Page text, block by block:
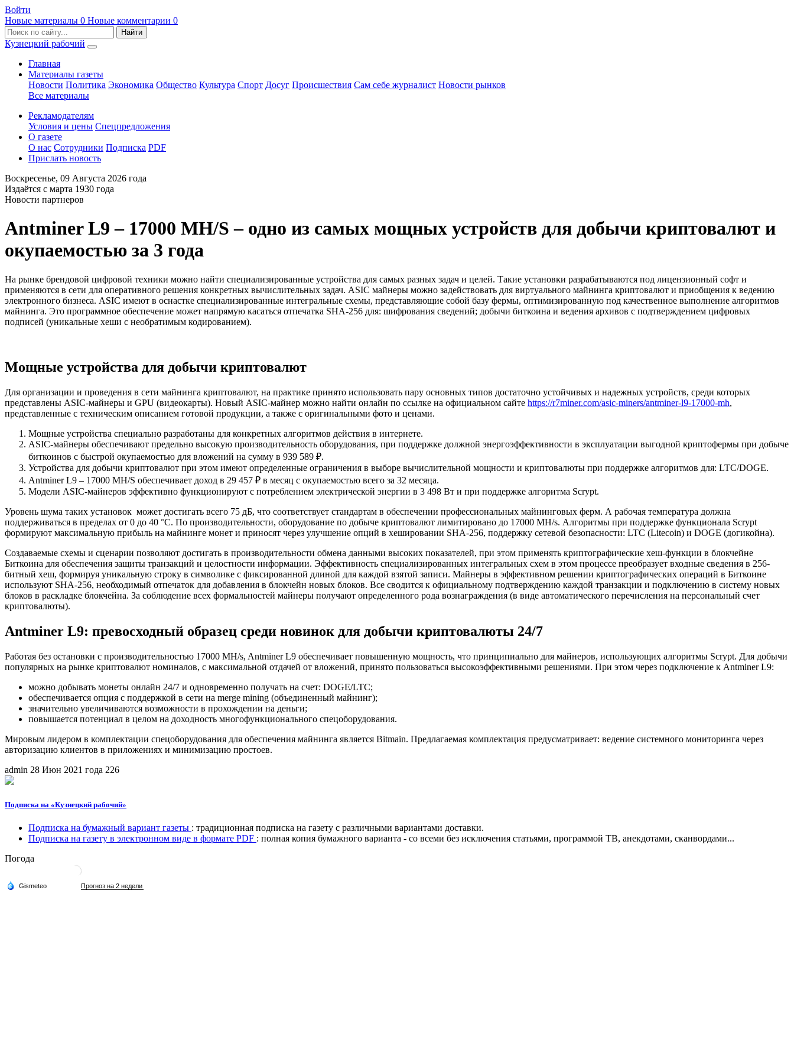
Войти
Новые материалы 0 Новые комментарии 0
Кузнецкий рабочий
Главная
Материалы газеты
Новости Политика Экономика Общество Культура Спорт Досуг Происшествия Сам себе журналист Новости рынков
Все материалы
Рекламодателям
Условия и цены Спецпредложения
О газете
О нас Сотрудники Подписка PDF
Прислать новость
Воскресенье, 09 Августа 2026 года
Издаётся с марта 1930 года
Новости партнеров
Antminer L9 – 17000 MH/S – одно из самых мощных устройств для добычи криптовалют и
окупаемостью за 3 года
На рынке брендовой цифровой техники можно найти специализированные устройства для самых разных задач и целей. Такие установки разрабатываются под лицензионный софт и
применяются в сети для оперативного решения конкретных вычислительных задач. ASIC майнеры можно задействовать для виртуального майнинга криптовалют и приобщения к ведению
электронного бизнеса. ASIC имеют в оснастке специализированные интегральные схемы, представляющие собой базу фермы, оптимизированную под качественное выполнение алгоритмов
майнинга. Это программное обеспечение может напрямую касаться отпечатка SHA-256 для: шифрования сведений; добычи биткоина и ведения архивов с подтверждением цифровых
подписей (уникальные хеши с необратимым кодированием).
Мощные устройства для добычи криптовалют
Для организации и проведения в сети майнинга криптовалют, на практике принято использовать пару основных типов достаточно устойчивых и надежных устройств, среди которых
представлены ASIC-майнеры и GPU (видеокарты). Новый ASIC-майнер можно найти онлайн по ссылке на официальном сайте https://r7miner.com/asic-miners/antminer-l9-17000-mh,
представленные с техническим описанием готовой продукции, а также с оригинальными фото и ценами.
Мощные устройства специально разработаны для конкретных алгоритмов действия в интернете.
ASIC-майнеры обеспечивают предельно высокую производительность оборудования, при поддержке должной энергоэффективности в эксплуатации выгодной криптофермы при добыче
биткоинов с быстрой окупаемостью для вложений на сумму в 939 589 ₽.
Устройства для добычи криптовалют при этом имеют определенные ограничения в выборе вычислительной мощности и криптовалюты при поддержке алгоритмов для: LTC/DOGE.
Antminer L9 – 17000 MH/S обеспечивает доход в 29 457 ₽ в месяц с окупаемостью всего за 32 месяца.
Модели ASIC-майнеров эффективно функционируют с потреблением электрической энергии в 3 498 Вт и при поддержке алгоритма Scrypt.
Уровень шума таких установок может достигать всего 75 дБ, что соответствует стандартам в обеспечении профессиональных майнинговых ферм. А рабочая температура должна
поддерживаться в пределах от 0 до 40 °С. По производительности, оборудование по добыче криптовалют лимитировано до 17000 MH/s. Алгоритмы при поддержке функционала Scrypt
формируют максимальную прибыль на майнинге монет и приносят через улучшение опций в хешировании SHA-256, поддержку сетевой безопасности: LTC (Litecoin) и DOGE (догикойна).
Создаваемые схемы и сценарии позволяют достигать в производительности обмена данными высоких показателей, при этом применять криптографические хеш-функции в блокчейне
Биткоина для обеспечения защиты транзакций и целостности информации. Эффективность специализированных интегральных схем в этом процессе преобразует входные сведения в 256-
битный хеш, формируя уникальную строку в символике с фиксированной длиной для каждой взятой записи. Майнеры в эффективном решении криптографических операций в Биткоине
используют SHA-256, необходимый отпечаток для добавления в блокчейн новых блоков. Все сводится к официальному подтверждению каждой транзакции и подключению в систему новых
блоков в раскладке блокчейна. За соблюдение всех формальностей майнеры получают определенного рода вознаграждения (в виде автоматического перечисления на персональный счет
криптовалюты).
Antminer L9: превосходный образец среди новинок для добычи криптовалюты 24/7
Работая без остановки с производительностью 17000 MH/s, Antminer L9 обеспечивает повышенную мощность, что принципиально для майнеров, использующих алгоритмы Scrypt. Для добычи
популярных на рынке криптовалют номиналов, с максимальной отдачей от вложений, принято пользоваться высокоэффективными решениями. При этом через подключение к Antminer L9:
можно добывать монеты онлайн 24/7 и одновременно получать на счет: DOGE/LTC;
обеспечивается опция с поддержкой в сети на merge mining (объединенный майнинг);
значительно увеличиваются возможности в прохождении на деньги;
повышается потенциал в целом на доходность многофункционального спецоборудования.
Мировым лидером в комплектации спецоборудования для обеспечения майнинга является Bitmain. Предлагаемая комплектация предусматривает: ведение системного мониторинга через
авторизацию клиентов в приложениях и минимизацию простоев.
admin 28 Июн 2021 года 226
Подписка на «Кузнецкий рабочий»
Подписка на бумажный вариант газеты : традиционная подписка на газету с различными вариантами доставки.
Подписка на газету в электронном виде в формате PDF : полная копия бумажного варианта - со всеми без исключения статьями, программой ТВ, анекдотами, сканвордами...
Погода